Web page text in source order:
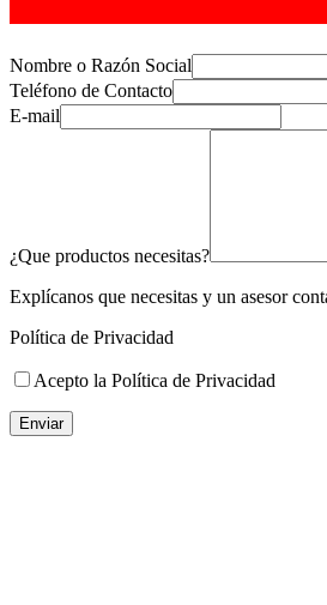
Nombre o Razón Social
Teléfono de Contacto
E-mail
¿Que productos necesitas?
Explícanos que necesitas y un asesor
Política de Privacidad
Acepto la Política de Privacidad
Enviar